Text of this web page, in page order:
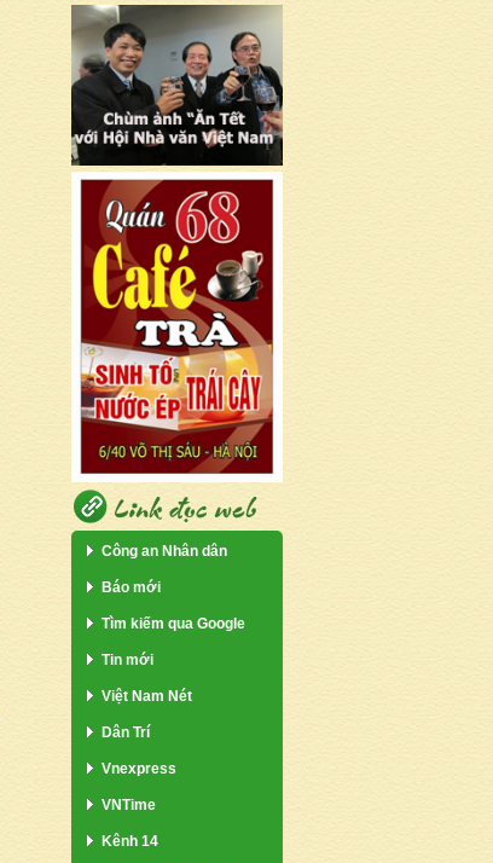
Công an Nhân dân
Báo mới
Tìm kiếm qua Google
Tin mới
Việt Nam Nét
Dân Trí
Vnexpress
VNTime
Kênh 14